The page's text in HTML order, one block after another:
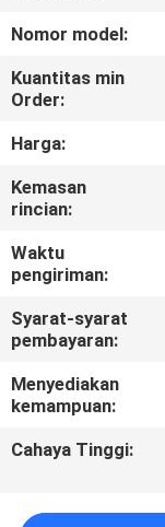
WISATA
PABRIK
KONTROL
KUALITAS
HUBUNGI
KAMI
BERITA
REQUEST
SUATU
Nomor model:
Kuantitas min
Order:
Harga:
Kemasan
rincian:
Waktu
pengiriman:
Syarat-syarat
pembayaran:
Menyediakan
kemampuan:
Cahaya Tinggi: